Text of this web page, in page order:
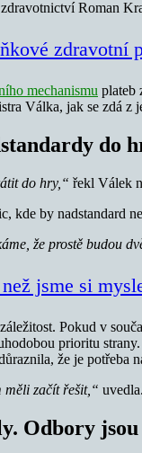
Roman
zdravotní
mechanismu plateb
Válka, jak se zdá
do
do hry,“ řekl Válek
kde by nadstandard
že prostě budou
jsme si
Pokud v
prioritu
že je potřeba
měli začít řešit,“ uvedla.
Odbory